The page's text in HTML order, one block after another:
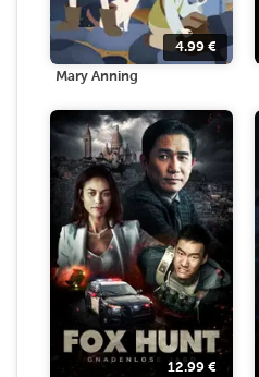
4.99 €
Mary Anning
12.99 €